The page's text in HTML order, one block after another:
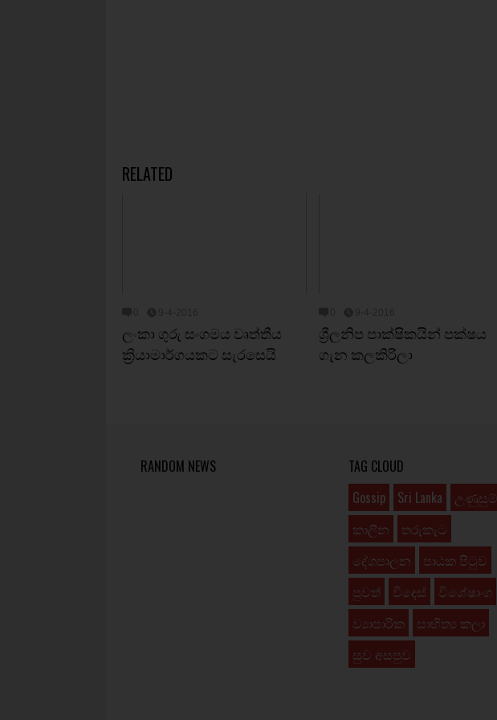
RELATED
ලංකා ගුරු සංගමය වෘත්තීය
ක්‍රියාමාර්ගයකට සැරසෙයි
ශ්‍රීලනිප පාක්ෂිකයින් පක්ෂය
ගැන කලකිරිලා
RANDOM NEWS
TAG CLOUD
Gossip
Sri Lanka
උණුසුම්
කාලීන
තරුකැට
දේශපාලන
පාඨක පිටුව
පුවත්
විදෙස්
විශේෂාංග
ව්‍යාපාරික
සාහිත්‍ය කලා
සුව අසපුව